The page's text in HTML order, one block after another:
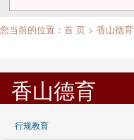
您当前的位置： 首 页 > 香山德育
香山德育
行规教育